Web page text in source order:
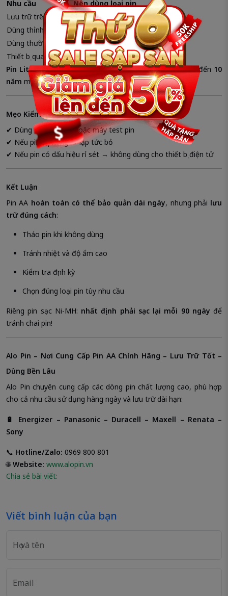
Nhu cầu
Nên dùng loại pin
Lưu trữ trên 1 năm Pin Lithium AA
Dùng thỉnh thoảng Pin Alkaline chính hãng
Dùng thường xuyênPin sạc Eneloop / GP ReCyko
Thiết bị quan trọng
Pin Alkaline Maxell / Energizer
Pin Lithium AA(như Energizer Lithium) có thể bảo quản đến 10
năm mà hầu như không tụt nguồn.
Mẹo Kiểm Tra Pin Sau Thời Gian Dài Không Dùng
✔ Dùng đồng hồ đo hoặc máy test pin
✔ Nếu pin bị phồng → lập tức bỏ
✔ Nếu pin có dấu hiệu rỉ sét → không dùng cho thiết bị điện tử
Kết Luận
Pin AA hoàn toàn có thể bảo quản dài ngày, nhưng phải lưu
trữ đúng cách:
Tháo pin khi không dùng
Tránh nhiệt và độ ẩm cao
Kiểm tra định kỳ
Chọn đúng loại pin tùy nhu cầu
Riêng pin sạc Ni-MH: nhất định phải sạc lại mỗi 90 ngày để
tránh chai pin!
Alo Pin – Nơi Cung Cấp Pin AA Chính Hãng – Lưu Trữ Tốt –
Dùng Bền Lâu
Alo Pin chuyên cung cấp các dòng pin chất lượng cao, phù hợp
cho cả nhu cầu sử dụng hàng ngày và lưu trữ dài hạn:
🔋 Energizer – Panasonic – Duracell – Maxell – Renata –
Sony
📞 Hotline/Zalo: 0969 800 801
🌐Website: www.alopin.vn
Chia sẻ bài viết:
Viết bình luận của bạn
Họ và tên
Email